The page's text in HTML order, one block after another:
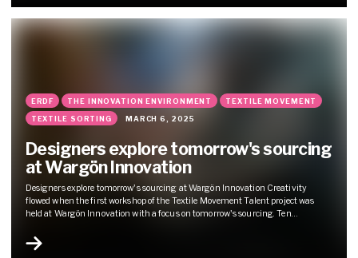
ERDF THE INNOVATION ENVIRONMENT
TEXTILE MOVEMENT
TEXTILE SORTING
MARCH 6, 2025
Designers explore tomorrow's sourcing
at Wargön Innovation
Designers explore tomorrow's sourcing at Wargön Innovation Creativity
flowed when the first workshop of the Textile Movement Talent project was
held at Wargön Innovation with a focus on tomorrow's sourcing. Ten
program, where they will gain knowledge and inspiration through a number
of workshops during the spring. ....